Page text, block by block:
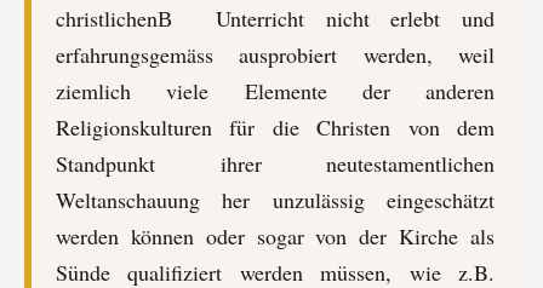
christlichenВ Unterricht nicht erlebt und
erfahrungsgemäss ausprobiert werden, weil
ziemlich viele Elemente der anderen
Religionskulturen für die Christen von dem
Standpunkt ihrer neutestamentlichen
Weltanschauung her unzulässig eingeschätzt
werden können oder sogar von der Kirche als
Sünde qualifiziert werden müssen, wie z.B.